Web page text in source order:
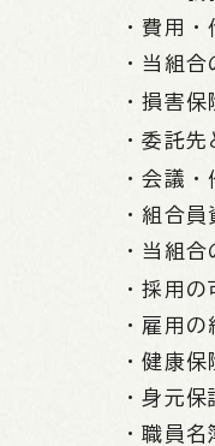
・費用
・当組
・損害
・委託
・会議
・組合
・当組
・採用
・雇用
・健康
・身元
・職員